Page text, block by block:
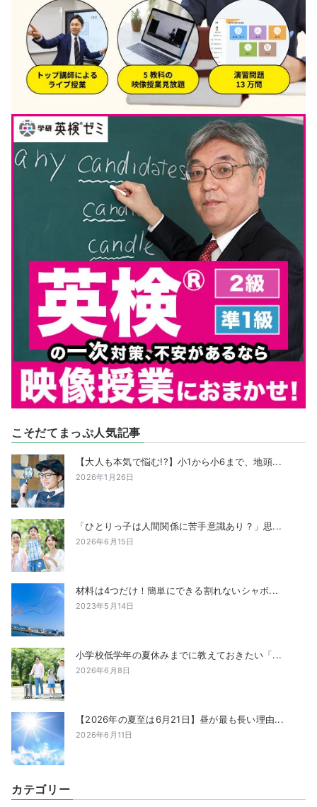
こそだてまっぷ人気記事
【大人も本気で悩む!?】小1から小6まで、地頭...
2026年1月26日
「ひとりっ子は人間関係に苦手意識あり？」思...
2026年6月15日
材料は4つだけ！簡単にできる割れないシャボ...
2023年5月14日
小学校低学年の夏休みまでに教えておきたい「...
2026年6月8日
【2026年の夏至は6月21日】昼が最も長い理由...
2026年6月11日
カテゴリー